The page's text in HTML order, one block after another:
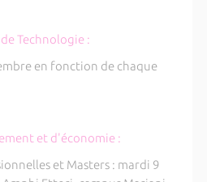
Technologie :
en fonction de chaque
et d'économie :
et Masters : mardi 9